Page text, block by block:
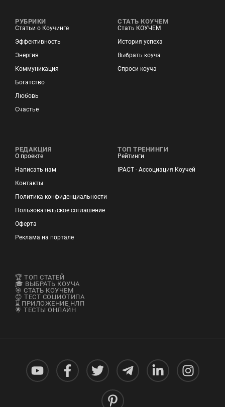
РУБРИКИ
Статьи о Коучинге
Эффективность
Энергия
Коммуникация
Богатство
Любовь
Счастье
СТАТЬ КОУЧЕМ
Стать КОУЧЕМ
История успеха
Выбрать коуча
Спроси коуча
РЕДАКЦИЯ
О проекте
Написать нам
Контакты
Политика конфиденциальности
Пользовательское соглашение
Оферта
Реклама на портале
ТОП ТРЕНИНГИ
Рейтинги
IPACT - Ассоциация Коучей
🏆 ТОП СТАТЕЙ
🎓 ВЫБРАТЬ КОУЧА
🎯 СТАТЬ КОУЧЕМ
😊 ТЕСТ СОЦИОТИПА
⌛ ПРИЛОЖЕНИЕ НЛП
🌟 ТЕСТЫ ОНЛАЙН